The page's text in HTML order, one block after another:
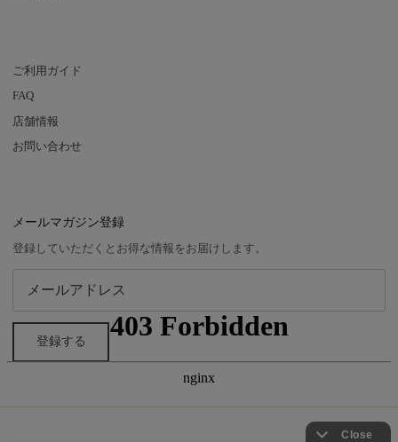
ご利用ガイド
FAQ
店舗情報
お問い合わせ
メールマガジン登録
登録していただくとお得な情報をお届けします。
登録する